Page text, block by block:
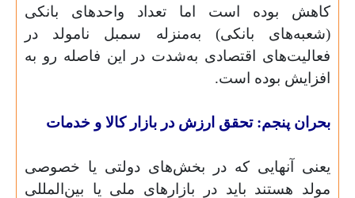
کاهش بوده است اما تعداد واحدهای بانکی
(شعبه‌های بانکی) به‌منزله سمبل نامولد در
فعالیت‌های اقتصادی به‌شدت در این فاصله رو به
افزایش بوده است.
بحران پنجم: تحقق ارزش در بازار کالا و خدمات
یعنی آنهایی که در بخش‌های دولتی یا خصوصی
مولد هستند باید در بازارهای ملی یا بین‌المللی